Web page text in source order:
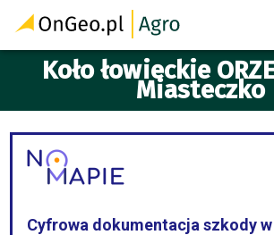
Koło łowieckie
Miasteczko
Cyfrowa dokumentacja szkody